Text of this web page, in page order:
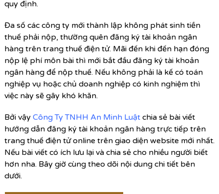
quy định.
Đa số các công ty mới thành lập không phát sinh tiền
thuế phải nộp, thường quên đăng ký tài khoản ngân
hàng trên trang thuế điện tử. Mãi đến khi đến hạn đóng
nộp lệ phí môn bài thì mới bắt đầu đăng ký tài khoản
ngân hàng để nộp thuế. Nếu không phải là kế có toán
nghiệp vụ hoặc chủ doanh nghiệp có kinh nghiệm thì
việc này sẽ gây khó khăn.
Bởi vậy Công Ty TNHH An Minh Luậtchia sẻ bài viết
hướng dẫn đăng ký tài khoản ngân hàng trực tiếp trên
trang thuế điện tử online trên giao diện website mới nhất.
Nếu bài viết có ích lưu lại và chia sẻ cho nhiều người biết
hơn nha. Bây giờ cùng theo dõi nội dung chi tiết bên
dưới.